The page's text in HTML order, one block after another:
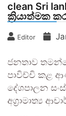
clean Sri
ක්‍රියාත්මක
Editor
ජනතාව
පාවිච්චි කළ
දේශපාලන
අග්‍රාමාත්‍ය